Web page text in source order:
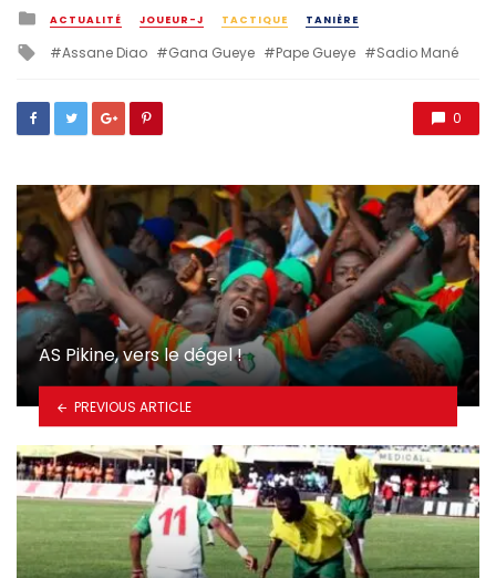
Posted
in
ACTUALITÉ JOUEUR-J TACTIQUE TANIÈRE
Tagged
Assane Diao Gana Gueye Pape Gueye Sadio Mané
0
AS Pikine, vers le dégel !
PREVIOUS ARTICLE